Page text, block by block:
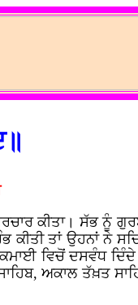
ਕੀਤਾ। ਸੱਭ ਨੂੰ
ਕੀਤੀ ਤਾਂ ਉਹਨਾਂ ਨੇ
ਵਿਚੋਂ ਦਸਵੰਧ
ਅਕਾਲ ਤੱਖ਼ਤ